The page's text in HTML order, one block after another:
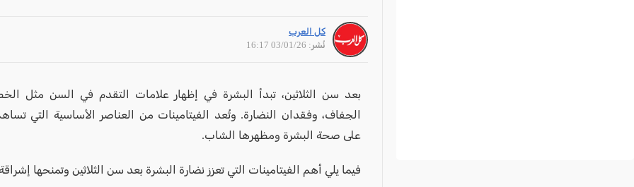
كل العرب
نُشر: 03/01/26 16:17
بعد سن الثلاثين، تبدأ البشرة في إظهار علامات التقدم في السن مثل
الجفاف، وفقدان النضارة. وتُعد الفيتامينات من العناصر الأساسية التي
على صحة البشرة ومظهرها الشاب.
فيما يلي أهم الفيتامينات التي تعزز نضارة البشرة بعد سن الثلاثين وتمنحها